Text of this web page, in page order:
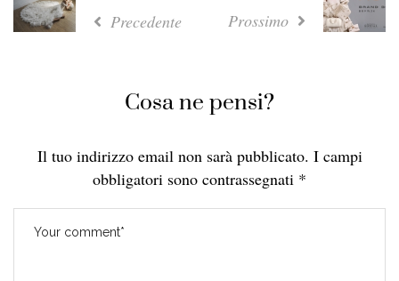
Precedente Prossimo
Cosa ne pensi?
Il tuo indirizzo email non sarà pubblicato. I campi
obbligatori sono contrassegnati *